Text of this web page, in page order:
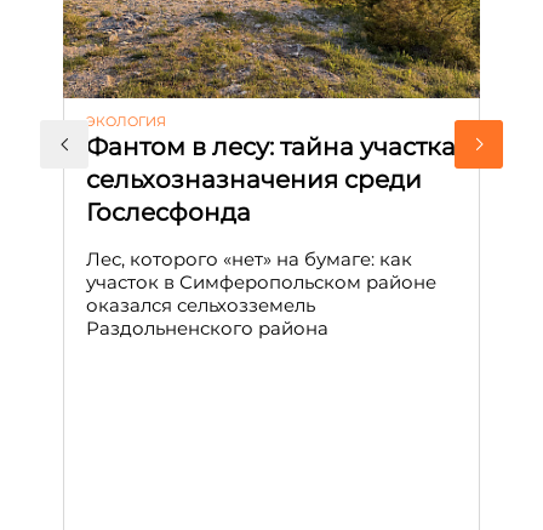
ЭКОЛОГИЯ
Фантом в лесу: тайна участка
сельхозназначения среди
Гослесфонда
Лес, которого «нет» на бумаге: как
участок в Симферопольском районе
оказался сельхозземель
Раздольненского района